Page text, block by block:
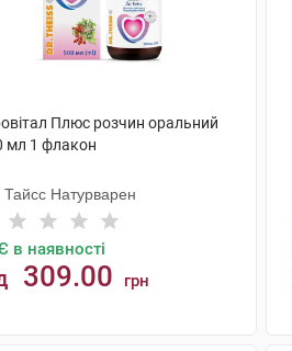
Плюс розчин оральний
мл 1 флакон
Тайсс Натурварен
в наявності
309.00 грн